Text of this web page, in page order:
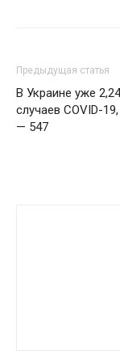
Предыдущая статья
В Украине уже
случаев COVID-
— 547